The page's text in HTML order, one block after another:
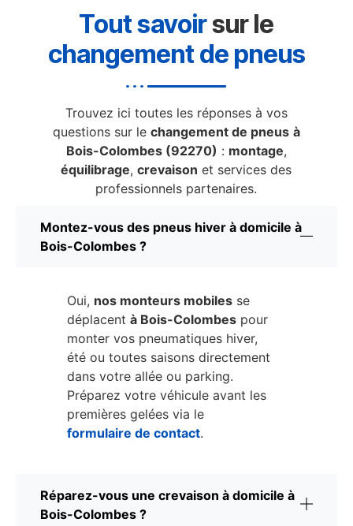
Tout savoirsur le
changement de pneus
Trouvez ici toutes les réponses à vos
questions sur le changement de pneus à
Bois-Colombes (92270) : montage,
équilibrage,crevaison et services des
professionnels partenaires.
Montez-vous des pneus hiver à domicile à
Bois-Colombes ?
Oui, nos monteurs mobiles se
déplacent à Bois-Colombes pour
monter vos pneumatiques hiver,
été ou toutes saisons directement
dans votre allée ou parking.
Préparez votre véhicule avant les
premières gelées via le
formulaire de contact.
Réparez-vous une crevaison à domicile à
Bois-Colombes ?